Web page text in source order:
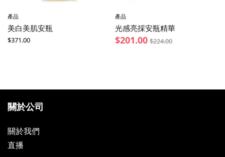
產品
美白美肌安瓶
$371.00
產品
光感亮採安瓶精華
$201.00 $224.00
關於公司
關於我們
直播